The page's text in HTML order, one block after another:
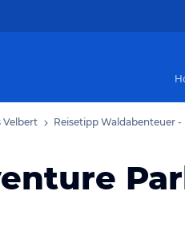
Velbert Reisetipp Waldabenteuer